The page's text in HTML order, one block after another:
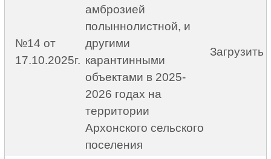
№14 от
17.10.2025г.
амброзией
полыннолистной, и
другими
карантинными
объектами в 2025-
2026 годах на
территории
Архонского сельского
поселения
Загрузить